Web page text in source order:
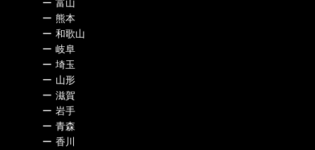
ー 富山
ー 熊本
ー 和歌山
ー 岐阜
ー 埼玉
ー 山形
ー 滋賀
ー 岩手
ー 青森
ー 香川